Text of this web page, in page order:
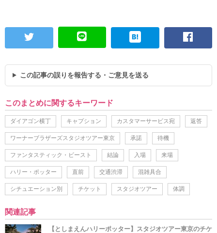
この記事の誤りを報告する・ご意見を送る
このまとめに関するキーワード
ダイアゴン横丁 キャプション カスタマーサービス宛 返答
ワーナーブラザーズスタジオツアー東京 承諾 待機
ファンタスティック・ビースト 結論 入場 来場
ハリー・ポッター 直前 交通渋滞 混雑具合
シチュエーション別 チケット スタジオツアー 体調
関連記事
【としまえんハリーポッター】スタジオツアー東京のチケ